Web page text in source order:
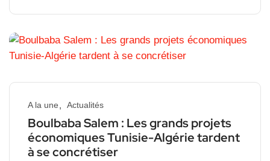
A la une Actualités
Boulbaba Salem : Les grands projets
économiques Tunisie-Algérie tardent
à se concrétiser